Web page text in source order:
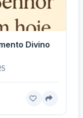
Divino